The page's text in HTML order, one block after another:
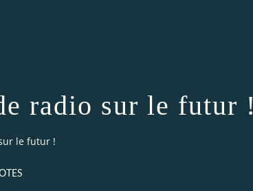
radio sur le futur !
le futur !